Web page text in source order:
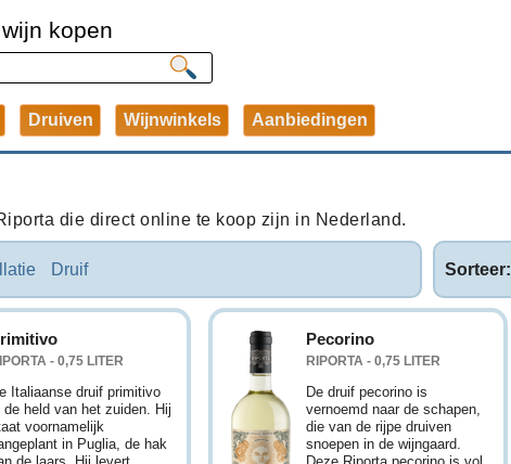
kopen
Druiven Wijnwinkels Aanbiedingen
die direct online te koop zijn in Nederland.
Druif Sorteer:
- 0,75 LITER
Italiaanse druif primitivo
de held van het zuiden. Hij
voornamelijk
in Puglia, de hak
Pecorino
RIPORTA - 0,75 LITER
De druif pecorino is
vernoemd naar de schapen,
die van de rijpe druiven
snoepen in de wijngaard.